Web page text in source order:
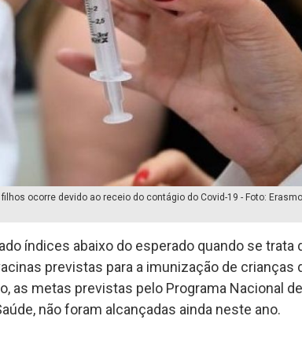
ocorre devido ao receio do contágio do Covid-19 - Foto:
índices abaixo do esperado quando se trata
previstas para a imunização de crianças
as metas previstas pelo Programa Nacional de
não foram alcançadas ainda neste ano.